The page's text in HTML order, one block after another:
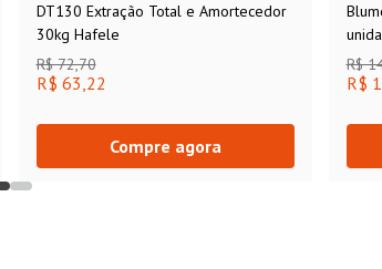
DT130 Extração Total e Amortecedor
30kg Hafele
R$ 72,70
R$ 63,22
Compre agora
R$
R$